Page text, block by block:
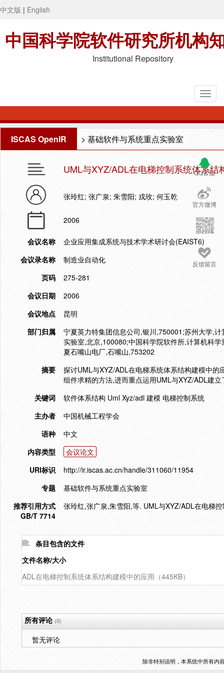
中文版 | English
中国科学院软件研究所机构
Institutional Repository
ISCAS OpenIR > 基础软件与系统重点实验室
QQ客服
官方微博
反馈留言
UML与XYZ/ADL在电梯控制系统体系结
张玲红; 张广泉; 朱雪阳; 戎玫; 何玉乾
2006
会议名称
企业应用集成系统与技术学术研讨会(EAIST6)
会议录名称
制造业自动化
页码
275-281
会议日期
2006
会议地点
昆明
部门归属
宁夏英力特集团信息公司,银川,750001;苏州大学,
实验室,北京,100080;中国科学院软件所,计算机科
夏石嘴山电厂,石嘴山,753202
摘要
探讨UML与XYZ/ADL在电梯系统体系结构建模中
组件求精的方法,进而重点运用UML与XYZ/ADL建
关键词
软件体系结构 Uml Xyz/adl 建模 电梯控制系统
主办者
中国机械工程学会
语种
中文
内容类型
会议论文
URI标识
http://ir.iscas.ac.cn/handle/311060/11954
专题
基础软件与系统重点实验室
推荐引用方式
GB/T 7714
张玲红,张广泉,朱雪阳,等. UML与XYZ/ADL在电梯
条目包含的文件
文件名称/大小
ADL在电梯控制系统体系结构建模中的应用（445KB）
所有评论(0)
暂无评论
除非特别说明，本系统中所有内